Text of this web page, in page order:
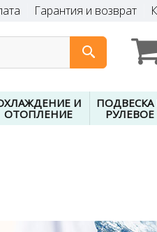
Гарантия и возврат
И
ОТОПЛЕНИЕ
ПОДВЕСКА
РУЛЕВОЕ